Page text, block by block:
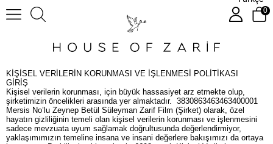
0
KİŞİSEL VERİLERİN KORUNMASI VE İŞLENMESİ POLİTİKASI
GİRİŞ
Kişisel verilerin korunması, için büyük hassasiyet arz etmekte olup,
şirketimizin öncelikleri arasında yer almaktadır. 3830863463463400001
Mersis No’lu Zeynep Betül Süleyman Zarif Film (Şirket) olarak, özel
hayatın gizliliğinin temeli olan kişisel verilerin korunması ve işlenmesini
sadece mevzuata uyum sağlamak doğrultusunda değerlendirmiyor,
yaklaşımımızın temeline insana ve insani değerlere bakışımızı da ortaya